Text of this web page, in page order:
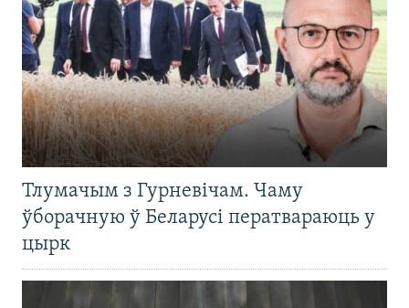
Тлумачым з Гурневічам. Чаму
ўборачную ў Беларусі ператвараюць у
цырк